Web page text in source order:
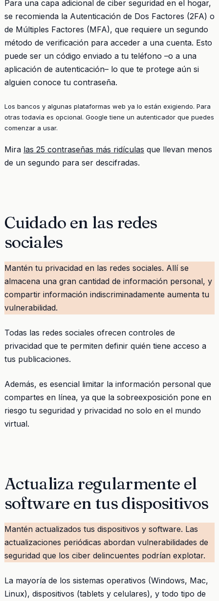
Para una capa adicional de ciber seguridad en el hogar,
se recomienda la Autenticación de Dos Factores (2FA) o
de Múltiples Factores (MFA), que requiere un segundo
método de verificación para acceder a una cuenta. Esto
puede ser un código enviado a tu teléfono –o a una
aplicación de autenticación– lo que te protege aún si
alguien conoce tu contraseña.
Los bancos y algunas plataformas web ya lo están exigiendo. Para
otras todavía es opcional. Google tiene un autenticador que puedes
comenzar a usar.
Mira las 25 contraseñas más ridículas que llevan menos
de un segundo para ser descifradas.
Cuidado en las redes
sociales
Mantén tu privacidad en las redes sociales. Allí se
almacena una gran cantidad de información personal, y
compartir información indiscriminadamente aumenta tu
vulnerabilidad.
Todas las redes sociales ofrecen controles de
privacidad que te permiten definir quién tiene acceso a
tus publicaciones.
Además, es esencial limitar la información personal que
compartes en línea, ya que la sobreexposición pone en
riesgo tu seguridad y privacidad no solo en el mundo
virtual.
Actualiza regularmente el
software en tus dispositivos
Mantén actualizados tus dispositivos y software. Las
actualizaciones periódicas abordan vulnerabilidades de
seguridad que los ciber delincuentes podrían explotar.
La mayoría de los sistemas operativos (Windows, Mac,
Linux), dispositivos (tablets y celulares), y todo tipo de